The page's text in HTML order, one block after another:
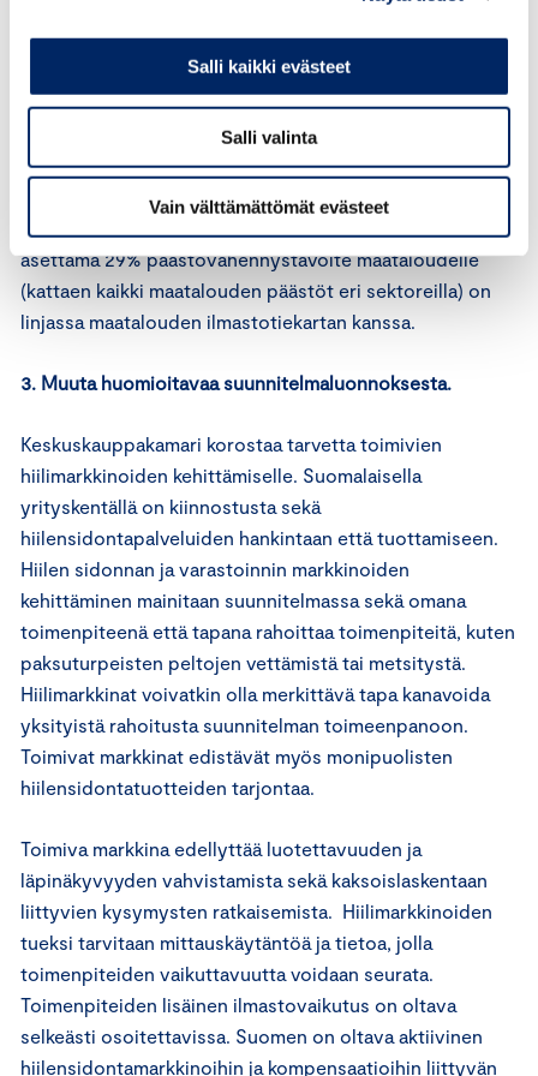
Salli kaikki evästeet
Salli valinta
Vain välttämättömät evästeet
teollisten investointien toteutumiseen puuttuvat.
Keskuskauppakamari korostaa vaikutusarvioiden ja
konkreettisten toteuttamismallien tärkeyttä, ennen kuin
esitettyyn maksuun voi ottaa kantaa.
Maatalouden kannattavuuskehitys huomioiden on
tärkeää, että HERO-ohjelman alla haetaan kokonaisuutta
joka vahvistaa maatalouden kannattavuutta. Hallituksen
asettama 29% päästövähennystavoite maataloudelle
(kattaen kaikki maatalouden päästöt eri sektoreilla) on
linjassa maatalouden ilmastotiekartan kanssa.
3. Muuta huomioitavaa suunnitelmaluonnoksesta.
Keskuskauppakamari korostaa tarvetta toimivien
hiilimarkkinoiden kehittämiselle. Suomalaisella
yrityskentällä on kiinnostusta sekä
hiilensidontapalveluiden hankintaan että tuottamiseen.
Hiilen sidonnan ja varastoinnin markkinoiden
kehittäminen mainitaan suunnitelmassa sekä omana
toimenpiteenä että tapana rahoittaa toimenpiteitä, kuten
paksuturpeisten peltojen vettämistä tai metsitystä.
Hiilimarkkinat voivatkin olla merkittävä tapa kanavoida
yksityistä rahoitusta suunnitelman toimeenpanoon.
Toimivat markkinat edistävät myös monipuolisten
hiilensidontatuotteiden tarjontaa.
Toimiva markkina edellyttää luotettavuuden ja
läpinäkyvyyden vahvistamista sekä kaksoislaskentaan
liittyvien kysymysten ratkaisemista. Hiilimarkkinoiden
tueksi tarvitaan mittauskäytäntöä ja tietoa, jolla
toimenpiteiden vaikuttavuutta voidaan seurata.
Toimenpiteiden lisäinen ilmastovaikutus on oltava
selkeästi osoitettavissa. Suomen on oltava aktiivinen
hiilensidontamarkkinoihin ja kompensaatioihin liittyvän